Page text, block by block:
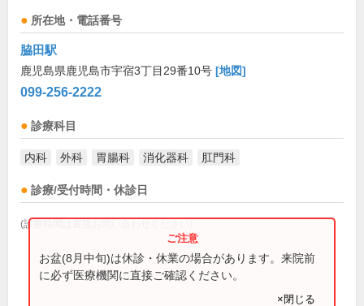
所在地・電話番号
脇田駅
鹿児島県鹿児島市宇宿3丁目29番10号 [地図]
099-256-2222
診療科目
内科 外科 胃腸科 消化器科 肛門科
診療/受付時間・休診日
(診療時間は直接お問い合わせください)
お盆(8月中旬)は休診・休業の場合があります。来院前
に必ず医療機関に直接ご確認ください。
×閉じる